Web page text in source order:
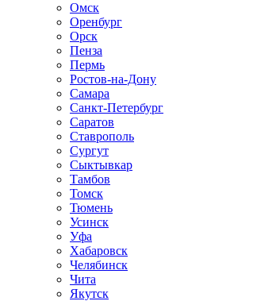
Омск
Оренбург
Орск
Пенза
Пермь
Ростов-на-Дону
Самара
Санкт-Петербург
Саратов
Ставрополь
Сургут
Сыктывкар
Тамбов
Томск
Тюмень
Усинск
Уфа
Хабаровск
Челябинск
Чита
Якутск